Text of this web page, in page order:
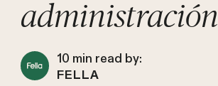
administración
10 min read by:
FELLA